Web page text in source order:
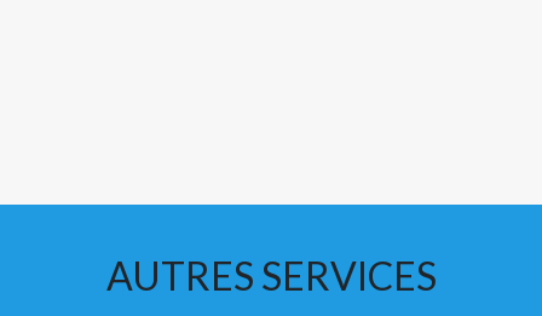
AUTRES SERVICES